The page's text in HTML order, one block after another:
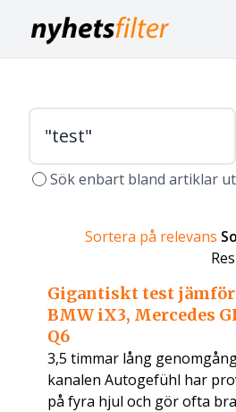
Sök enbart bland artiklar
Sortera på relevans
Gigantiskt test jämför
BMW iX3, Mercedes
Q6
3,5 timmar lång
kanalen Autogefühl har
på fyra hjul och gör ofta